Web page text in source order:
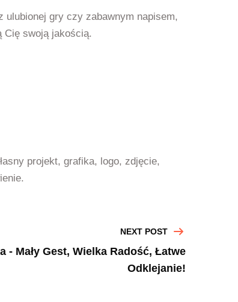
gry czy zabawnym napisem,
Cię swoją jakością.
projekt, grafika, logo, zdjęcie,
NEXT POST
- Mały Gest, Wielka Radość, Łatwe
Odklejanie!